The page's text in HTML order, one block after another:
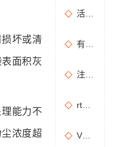
坏或清
面积灰
能力不
浓度超